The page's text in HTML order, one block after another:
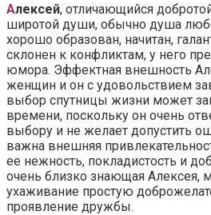
Алексей, отличающийся
широтой души, обычно душа
хорошо образован, начитан,
склонен к конфликтам, у него
юмора. Эффектная внешность
женщин и он с удовольствием
выбор спутницы жизни может
времени, поскольку он очень
выбору и не желает допустить
важна внешняя
ее нежность, покладистость и
очень близко знающая Алексея,
ухаживание простую
проявление дружбы.